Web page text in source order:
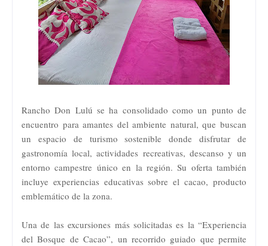
Rancho Don Lulú se ha consolidado como un punto de
encuentro para amantes del ambiente natural, que buscan
un espacio de turismo sostenible donde disfrutar de
gastronomía local, actividades recreativas, descanso y un
entorno campestre único en la región. Su oferta también
incluye experiencias educativas sobre el cacao, producto
emblemático de la zona.
Una de las excursiones más solicitadas es la “Experiencia
del Bosque de Cacao”, un recorrido guiado que permite